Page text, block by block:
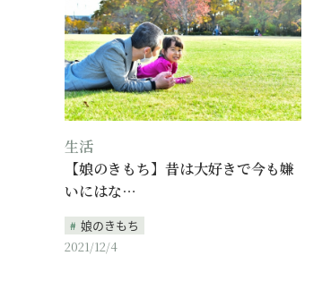
生活
【娘のきもち】昔は大好きで今も嫌
いにはな…
娘のきもち
2021/12/4